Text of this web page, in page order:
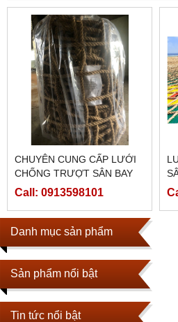
Danh mục sản phẩm
Sản phẩm nổi bật
Tin tức nổi bật
CHUYÊN CUNG CẤP LƯỚI
CHỐNG TRƯỢT SÂN BAY
TRỰC THĂNG (LƯỚI SÂN
Call: 0913598101